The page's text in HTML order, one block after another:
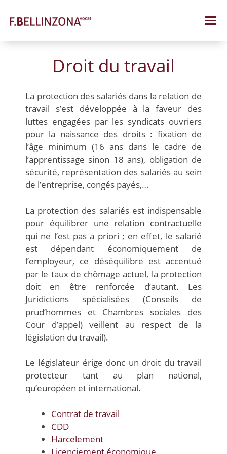
Droit du travail
La protection des salariés dans la relation de
travail s’est développée à la faveur des
luttes engagées par les syndicats ouvriers
pour la naissance des droits : fixation de
l’âge minimum (16 ans dans le cadre de
l’apprentissage sinon 18 ans), obligation de
sécurité, représentation des salariés au sein
de l’entreprise, congés payés,…
La protection des salariés est indispensable
pour équilibrer une relation contractuelle
qui ne l’est pas a priori ; en effet, le salarié
est dépendant économiquement de
l’employeur, ce déséquilibre est accentué
par le taux de chômage actuel, la protection
doit en être renforcée d’autant. Les
Juridictions spécialisées (Conseils de
prud’hommes et Chambres sociales des
Cour d’appel) veillent au respect de la
législation du travail).
Le législateur érige donc un droit du travail
protecteur tant au plan national,
qu’européen et international.
Contrat de travail
CDD
Harcelement
Licenciement économique